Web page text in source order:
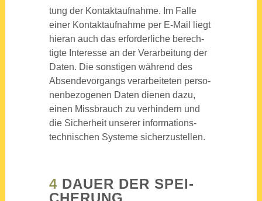
tung der Kon­takt­auf­nah­me. Im Fal­le
einer Kon­takt­auf­nah­me per E‑Mail liegt
hier­an auch das erfor­der­li­che berech­
tig­te Inter­es­se an der Ver­ar­bei­tung der
Daten. Die sons­ti­gen wäh­rend des
Absen­de­vor­gangs ver­ar­bei­te­ten per­so­
nen­be­zo­ge­nen Daten die­nen dazu,
einen Miss­brauch zu ver­hin­dern und
die Sicher­heit unse­rer infor­ma­ti­ons­
tech­ni­schen Sys­te­me sicher­zu­stel­len.
4 DAU­ER DER SPEI­
CHE­RUNG